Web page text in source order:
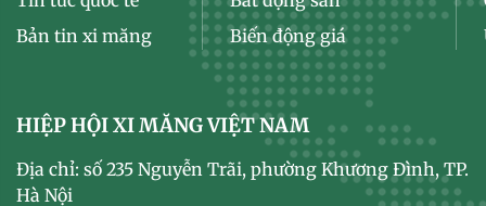
Bản tin xi măng
Biến động giá
HIỆP HỘI XI MĂNG VIỆT NAM
Địa chỉ: số 235 Nguyễn Trãi, phường Khương Đình, TP.
Hà Nội